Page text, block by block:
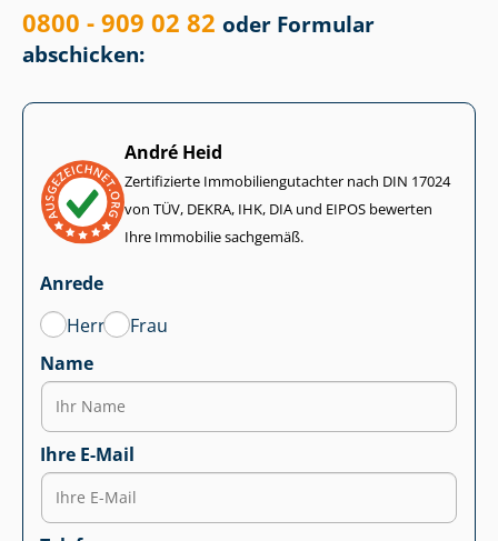
0800 - 909 02 82 oder Formular
abschicken:
André Heid
Zertifizierte Im­mo­bi­li­en­gut­ach­ter nach DIN 17024
von TÜV, DEKRA, IHK, DIA und EIPOS bewerten
Ihre Immobilie sachgemäß.
Anrede
Herr
Frau
Name
Ihre E-Mail